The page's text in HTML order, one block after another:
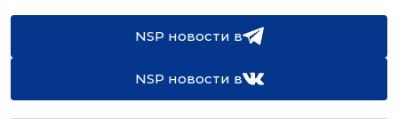
NSP новости в
NSP новости в